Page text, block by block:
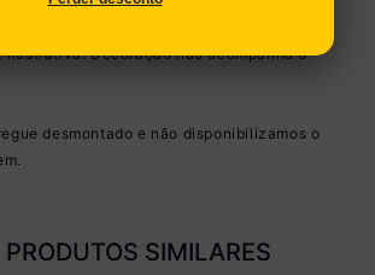
ilustrativa. Decoração não acompanha o
desmontado e não disponibilizamos o
SIMILARES